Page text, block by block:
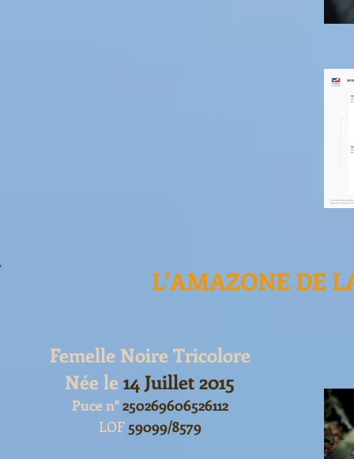
L'AMAZONE DE
Femelle Noire Tricolore
Née le14 Juillet 2015
Puce n°250269606526112
LOF 59099/8579